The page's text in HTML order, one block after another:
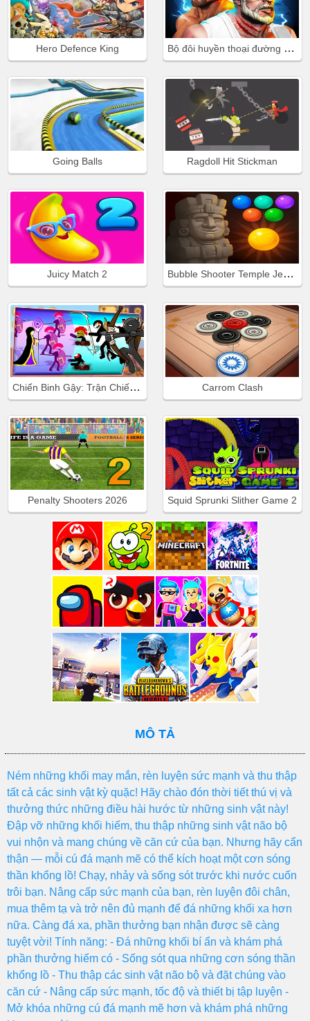
Hero Defence King Bộ đôi huyền thoại đường phố
Going Balls Ragdoll Hit Stickman
Juicy Match 2 Bubble Shooter Temple Jewels
Chiến Binh Gậy: Trận Chiến Mới Carrom Clash
Penalty Shooters 2026 Squid Sprunki Slither Game 2
MÔ TẢ
Ném những khối may mắn, rèn luyện sức mạnh và thu thập
tất cả các sinh vật kỳ quặc! Hãy chào đón thời tiết thú vị và
thưởng thức những điều hài hước từ những sinh vật này!
Đập vỡ những khối hiếm, thu thập những sinh vật não bộ
vui nhộn và mang chúng về căn cứ của bạn. Nhưng hãy cẩn
thận — mỗi cú đá mạnh mẽ có thể kích hoạt một cơn sóng
thần khổng lồ! Chạy, nhảy và sống sót trước khi nước cuốn
trôi bạn. Nâng cấp sức mạnh của bạn, rèn luyện đôi chân,
mua thêm tạ và trở nên đủ mạnh để đá những khối xa hơn
nữa. Càng đá xa, phần thưởng bạn nhận được sẽ càng
tuyệt vời! Tính năng: - Đá những khối bí ẩn và khám phá
phần thưởng hiếm có - Sống sót qua những cơn sóng thần
khổng lồ - Thu thập các sinh vật não bộ và đặt chúng vào
căn cứ - Nâng cấp sức mạnh, tốc độ và thiết bị tập luyện -
Mở khóa những cú đá mạnh mẽ hơn và khám phá những